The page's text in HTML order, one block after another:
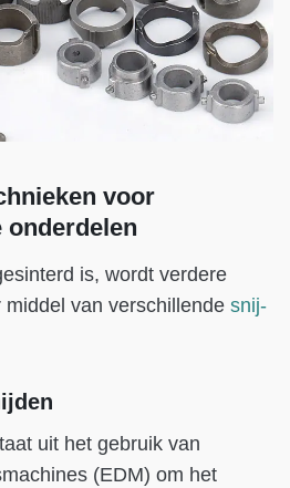
voor
is, wordt verdere
van verschillende snij-
uit het gebruik van
(EDM) om het